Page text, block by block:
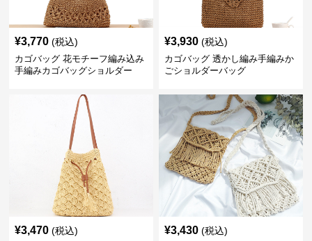
¥3,770 (税込)
カゴバッグ 花モチーフ編み込み
手編みカゴバッグショルダー
¥3,930 (税込)
カゴバッグ 透かし編み手編みか
ごショルダーバッグ
¥3,470 (税込) ¥3,430 (税込)